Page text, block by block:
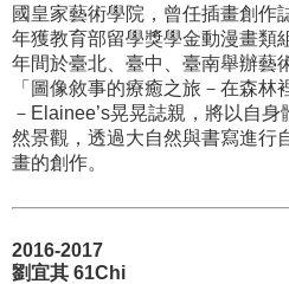
國皇家藝術學院，曾任插畫創作
年獲教育部留學獎學金動漫畫類
年間於臺北、臺中、臺南舉辦藝
「圖像敘事的療癒之旅－在森林
－Elainee’s晃晃誌親，將以自
然景觀，透過大自然與書寫進行
畫的創作。
2016-2017
劉宜其 61Chi